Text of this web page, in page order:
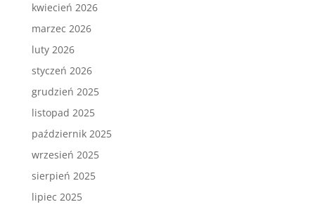
kwiecień 2026
marzec 2026
luty 2026
styczeń 2026
grudzień 2025
listopad 2025
październik 2025
wrzesień 2025
sierpień 2025
lipiec 2025